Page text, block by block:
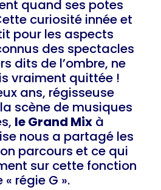
quand ses potes
curiosité innée et
pour les aspects
des spectacles
dits de l’ombre, ne
vraiment quittée !
ans, régisseuse
scène de musiques
le Grand Mix à
nous a partagé les
parcours et ce qui
sur cette fonction
« régie G ».